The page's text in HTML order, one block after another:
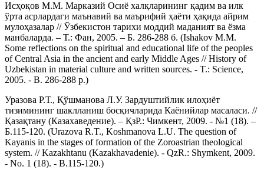
Исҳоқов М.М. Марказий Осиё халқларининг қадим ва илк
ўрта асрлардаги маънавий ва маърифий ҳаёти ҳақида айрим
мулоҳазалар // Ўзбекистон тарихи моддий маданият ва ёзма
манбаларда. – Т.: Фан, 2005. – Б. 286-288 б. (Ishakov M.M.
Some reflections on the spiritual and educational life of the peoples
of Central Asia in the ancient and early Middle Ages // History of
Uzbekistan in material culture and written sources. - T.: Science,
2005. - B. 286-288 p.)
Уразова Р.Т., Қўшманова Л.У. Зардуштийлик илоҳиёт
тизимининг шаклланиш босқичларида Каёнийлар масаласи. //
Қазақтану (Казахаведение). – ҚзР.: Чимкент, 2009. - №1 (18). –
Б.115-120. (Urazova R.T., Koshmanova L.U. The question of
Kayanis in the stages of formation of the Zoroastrian theological
system. // Kazakhtanu (Kazakhavadenie). - QzR.: Shymkent, 2009.
- No. 1 (18). - B.115-120.)